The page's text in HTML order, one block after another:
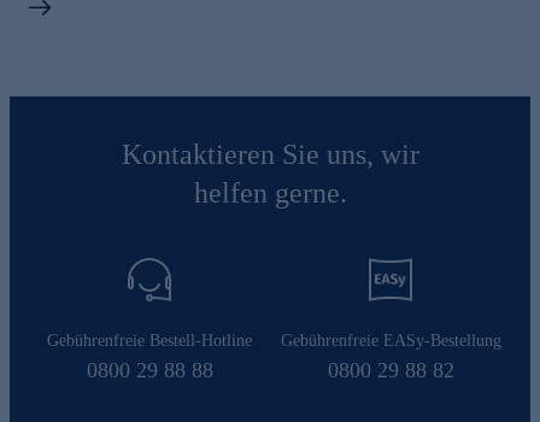
Kontaktieren Sie uns, wir
helfen gerne.
Gebührenfreie Bestell-Hotline
0800 29 88 88
Gebührenfreie EASy-Bestellung
0800 29 88 82